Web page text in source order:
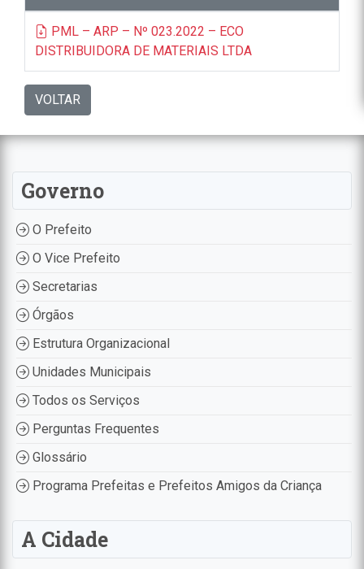
PML – ARP – Nº 023.2022 – ECO
DISTRIBUIDORA DE MATERIAIS LTDA
VOLTAR
Governo
O Prefeito
O Vice Prefeito
Secretarias
Órgãos
Estrutura Organizacional
Unidades Municipais
Todos os Serviços
Perguntas Frequentes
Glossário
Programa Prefeitas e Prefeitos Amigos da Criança
A Cidade